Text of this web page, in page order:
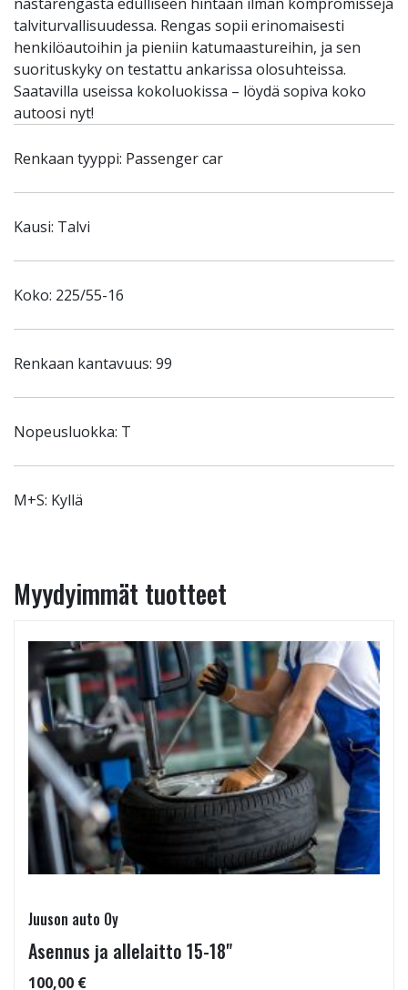
talviturvallisuudessa. Rengas sopii erinomaisesti
henkilöautoihin ja pieniin katumaastureihin, ja sen
suorituskyky on testattu ankarissa olosuhteissa.
Saatavilla useissa kokoluokissa – löydä sopiva koko
autoosi nyt!
Renkaan tyyppi: Passenger car
Kausi: Talvi
Koko: 225/55-16
Renkaan kantavuus: 99
Nopeusluokka: T
M+S: Kyllä
Myydyimmät tuotteet
Juuson auto Oy
Asennus ja allelaitto 15-18"
100,00 €